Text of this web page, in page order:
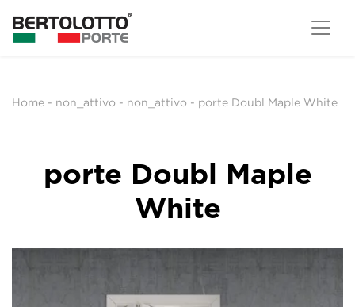
Home - non_attivo - non_attivo - porte Doubl Maple White
porte Doubl Maple
White